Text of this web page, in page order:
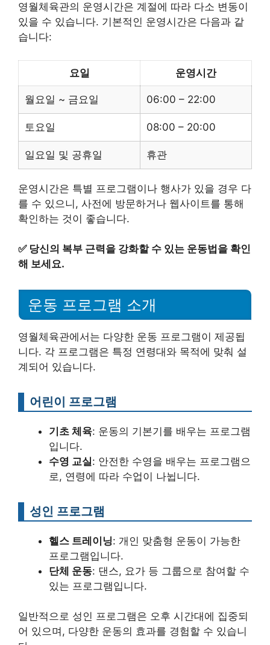
영월체육관의 운영시간은 계절에 따라 다소 변동이
있을 수 있습니다. 기본적인 운영시간은 다음과 같
습니다:
요일 운영시간
월요일 ~ 금요일 06:00 – 22:00
토요일 08:00 – 20:00
일요일 및 공휴일 휴관
운영시간은 특별 프로그램이나 행사가 있을 경우 다
를 수 있으니, 사전에 방문하거나 웹사이트를 통해
확인하는 것이 좋습니다.
✅ 당신의 복부 근력을 강화할 수 있는 운동법을 확인
해 보세요.
운동 프로그램 소개
영월체육관에서는 다양한 운동 프로그램이 제공됩
니다. 각 프로그램은 특정 연령대와 목적에 맞춰 설
계되어 있습니다.
어린이 프로그램
기초 체육: 운동의 기본기를 배우는 프로그램
입니다.
수영 교실: 안전한 수영을 배우는 프로그램으
로, 연령에 따라 수업이 나뉩니다.
성인 프로그램
헬스 트레이닝: 개인 맞춤형 운동이 가능한
프로그램입니다.
단체 운동: 댄스, 요가 등 그룹으로 참여할 수
있는 프로그램입니다.
일반적으로 성인 프로그램은 오후 시간대에 집중되
어 있으며, 다양한 운동의 효과를 경험할 수 있습니